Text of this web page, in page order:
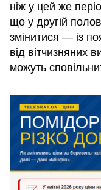
ніж у цей же
що у другій
змінитися — із
від вітчизняних
можуть